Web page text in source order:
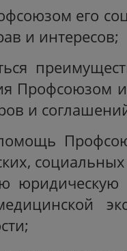
его
и интересов;
Профсоюзом
и